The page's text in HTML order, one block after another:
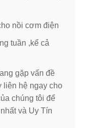
nồi cơm điện
tuần ,kể cả
gặp vấn đề
liên hệ ngay cho
chúng tôi để
và Uy Tín